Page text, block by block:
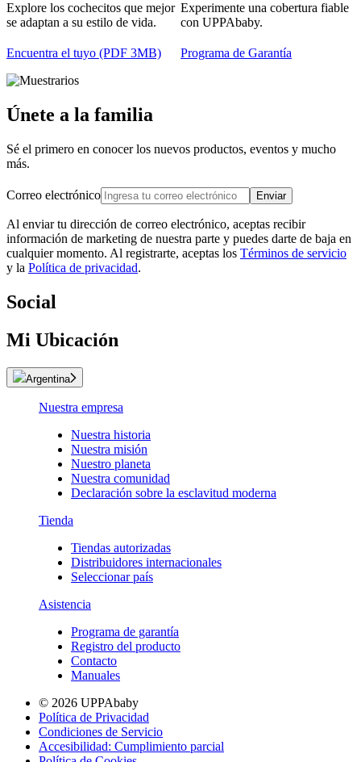
Explore los cochecitos que mejor
se adaptan a su estilo de vida.
Encuentra el tuyo (PDF 3MB)
Experimente una cobertura fiable
con UPPAbaby.
Programa de Garantía
Únete a la familia
Sé el primero en conocer los nuevos productos, eventos y mucho
más.
Correo electrónico Enviar
Al enviar tu dirección de correo electrónico, aceptas recibir
información de marketing de nuestra parte y puedes darte de baja en
cualquier momento. Al registrarte, aceptas los Términos de servicio
y la Política de privacidad.
Social
Mi Ubicación
Argentina
Nuestra empresa
Nuestra historia
Nuestra misión
Nuestro planeta
Nuestra comunidad
Declaración sobre la esclavitud moderna
Tienda
Tiendas autorizadas
Distribuidores internacionales
Seleccionar país
Asistencia
Programa de garantía
Registro del producto
Contacto
Manuales
© 2026 UPPAbaby
Política de Privacidad
Condiciones de Servicio
Accesibilidad: Cumplimiento parcial